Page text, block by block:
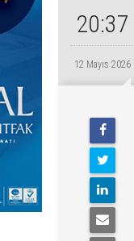
20:37
12 Mayıs 2026